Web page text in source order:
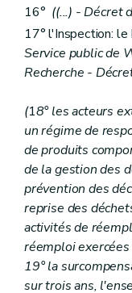
16° ((...) - Décret
17° l'Inspection:
Service public de
Recherche -
(18° les acteurs
un régime de
de produits
de la gestion des
prévention des
reprise des
activités de
réemploi exercées
19° la
sur trois ans,